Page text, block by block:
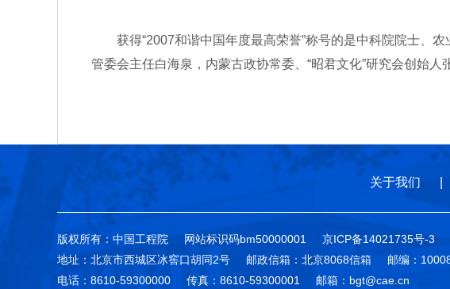
获得“2007和谐中国年度最高荣誉”称号的是中科院院士、
管委会主任白海泉，内蒙古政协常委、“昭君文化”研究会创始人
关于我们
版权所有：中国工程院 网站标识码bm50000001 京ICP备14021735号-3
地址：北京市西城区冰窖口胡同2号
邮政信箱：北京8068信箱 邮编：
电话：8610-59300000
传真：8610-59300001 邮箱：bgt@cae.cn